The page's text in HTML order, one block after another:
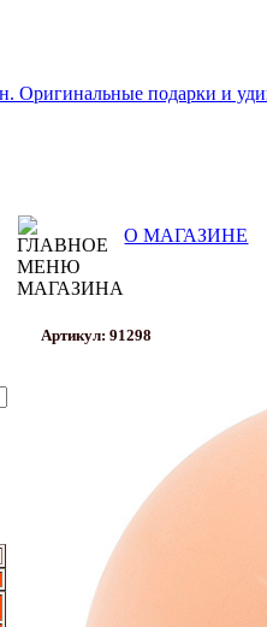
О МАГАЗИНЕ
Артикул: 91298